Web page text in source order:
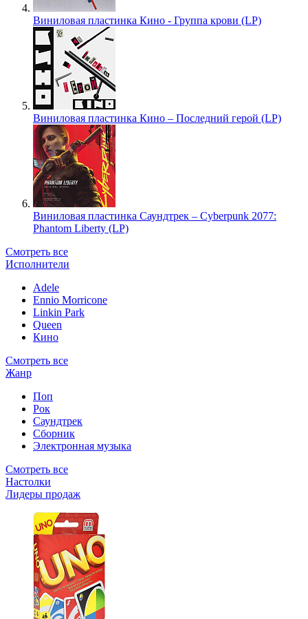
Виниловая пластинка Кино - Группа крови (LP)
Виниловая пластинка Кино – Последний герой (LP)
Виниловая пластинка Саундтрек – Cyberpunk 2077:
Phantom Liberty (LP)
Смотреть все
Исполнители
Adele
Ennio Morricone
Linkin Park
Queen
Кино
Смотреть все
Жанр
Поп
Рок
Саундтрек
Сборник
Электронная музыка
Смотреть все
Настолки
Лидеры продаж